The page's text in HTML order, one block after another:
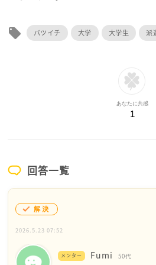
local_offer バツイチ 大学 大学生 派
あなたに共感
1
回答一覧
解決
2026.5.23 07:52
メンター Fumi 50代